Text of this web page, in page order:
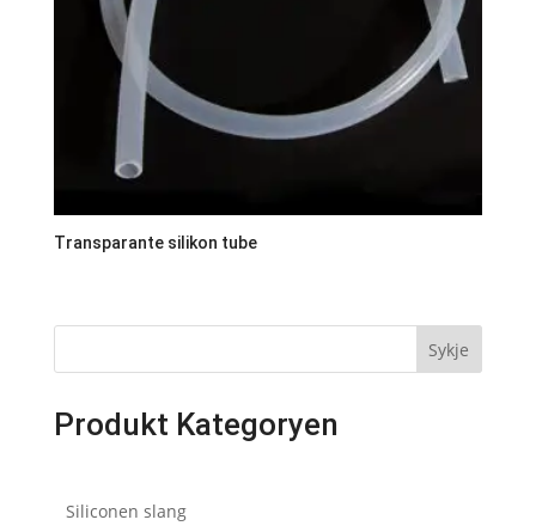
Transparante silikon tube
Sykje
Produkt Kategoryen
Siliconen slang